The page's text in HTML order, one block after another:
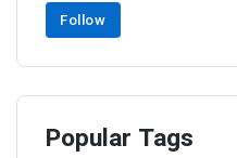
Follow
Popular Tags